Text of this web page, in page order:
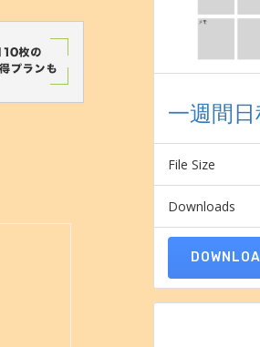
一週間
File Size
Downloads